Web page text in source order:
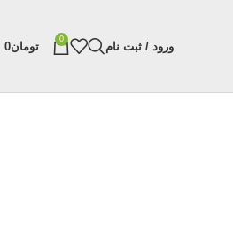
ورود / ثبت نام
0
تومان0